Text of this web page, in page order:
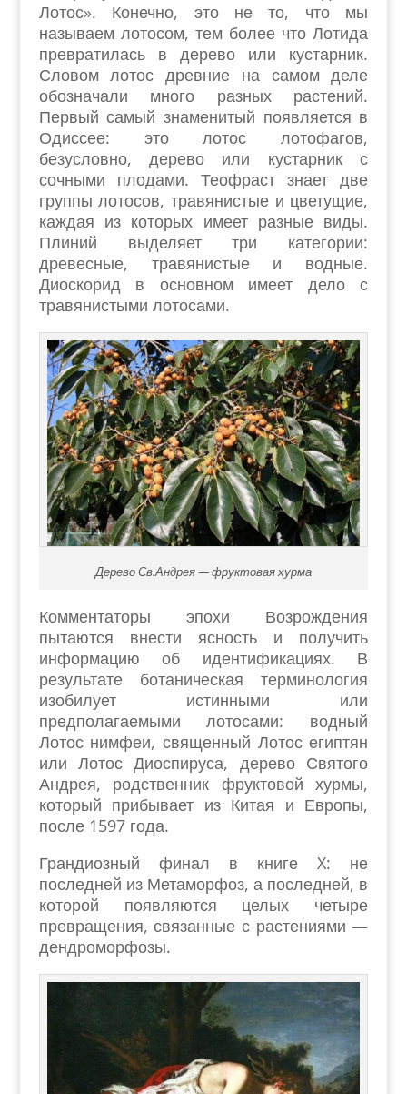
Лотос». Конечно, это не то, что мы
называем лотосом, тем более что Лотида
превратилась в дерево или кустарник.
Словом лотос древние на самом деле
обозначали много разных растений.
Первый самый знаменитый появляется в
Одиссее: это лотос лотофагов,
безусловно, дерево или кустарник с
сочными плодами. Теофраст знает две
группы лотосов, травянистые и цветущие,
каждая из которых имеет разные виды.
Плиний выделяет три категории:
древесные, травянистые и водные.
Диоскорид в основном имеет дело с
травянистыми лотосами.
Дерево Св.Андрея — фруктовая хурма
Комментаторы эпохи Возрождения
пытаются внести ясность и получить
информацию об идентификациях. В
результате ботаническая терминология
изобилует истинными или
предполагаемыми лотосами: водный
Лотос нимфеи, священный Лотос египтян
или Лотос Диоспируса, дерево Святого
Андрея, родственник фруктовой хурмы,
который прибывает из Китая и Европы,
после 1597 года.
Грандиозный финал в книге X: не
последней из Метаморфоз, а последней, в
которой появляются целых четыре
превращения, связанные с растениями —
дендроморфозы.